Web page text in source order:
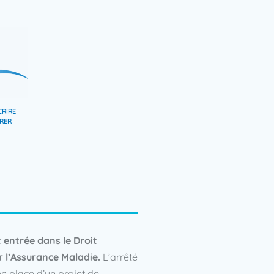
entrée dans le Droit
Maladie. L’arrêté